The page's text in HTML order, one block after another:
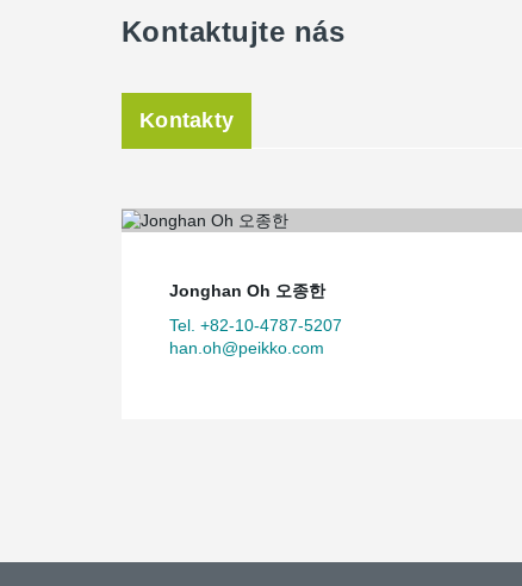
Kontaktujte nás
Kontakty
Jonghan Oh 오종한
Tel. +82-10-4787-5207
han.oh@peikko.com